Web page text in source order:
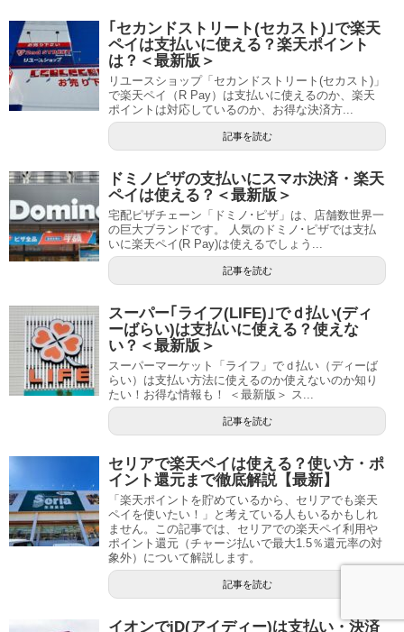
｢セカンドストリート(セカスト)｣で楽天
ペイは支払いに使える？楽天ポイント
は？＜最新版＞
リユースショップ「セカンドストリート(セカスト)」
で楽天ペイ（R Pay）は支払いに使えるのか、楽天
ポイントは対応しているのか、お得な決済方...
記事を読む
ドミノピザの支払いにスマホ決済・楽天
ペイは使える？＜最新版＞
宅配ピザチェーン「ドミノ･ピザ」は、店舗数世界一
の巨大ブランドです。 人気のドミノ･ピザでは支払
いに楽天ペイ(R Pay)は使えるでしょう...
記事を読む
スーパー｢ライフ(LIFE)｣でｄ払い(ディ
ーばらい)は支払いに使える？使えな
い？＜最新版＞
スーパーマーケット「ライフ」でｄ払い（ディーば
らい）は支払い方法に使えるのか使えないのか知り
たい！お得な情報も！ ＜最新版＞ ス...
記事を読む
セリアで楽天ペイは使える？使い方・ポ
イント還元まで徹底解説【最新】
「楽天ポイントを貯めているから、セリアでも楽天
ペイを使いたい！」と考えている人もいるかもしれ
ません。この記事では、セリアでの楽天ペイ利用や
ポイント還元（チャージ払いで最大1.5％還元率の対
象外）について解説します。
記事を読む
イオンでiD(アイディー)は支払い・決済